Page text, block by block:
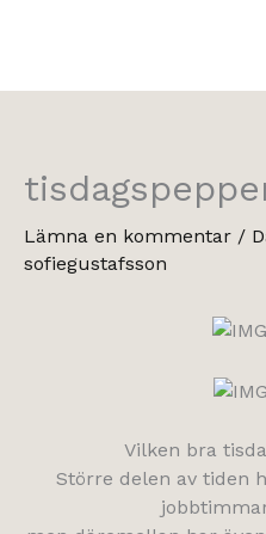
Lämna en kommentar /
sofiegustafsson
Vilken bra
Större delen av tiden